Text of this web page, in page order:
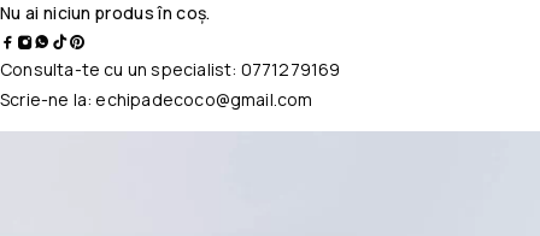
Nu ai niciun produs în coș.
Consulta-te cu un specialist: 0771279169
Scrie-ne la:echipadecoco@gmail.com